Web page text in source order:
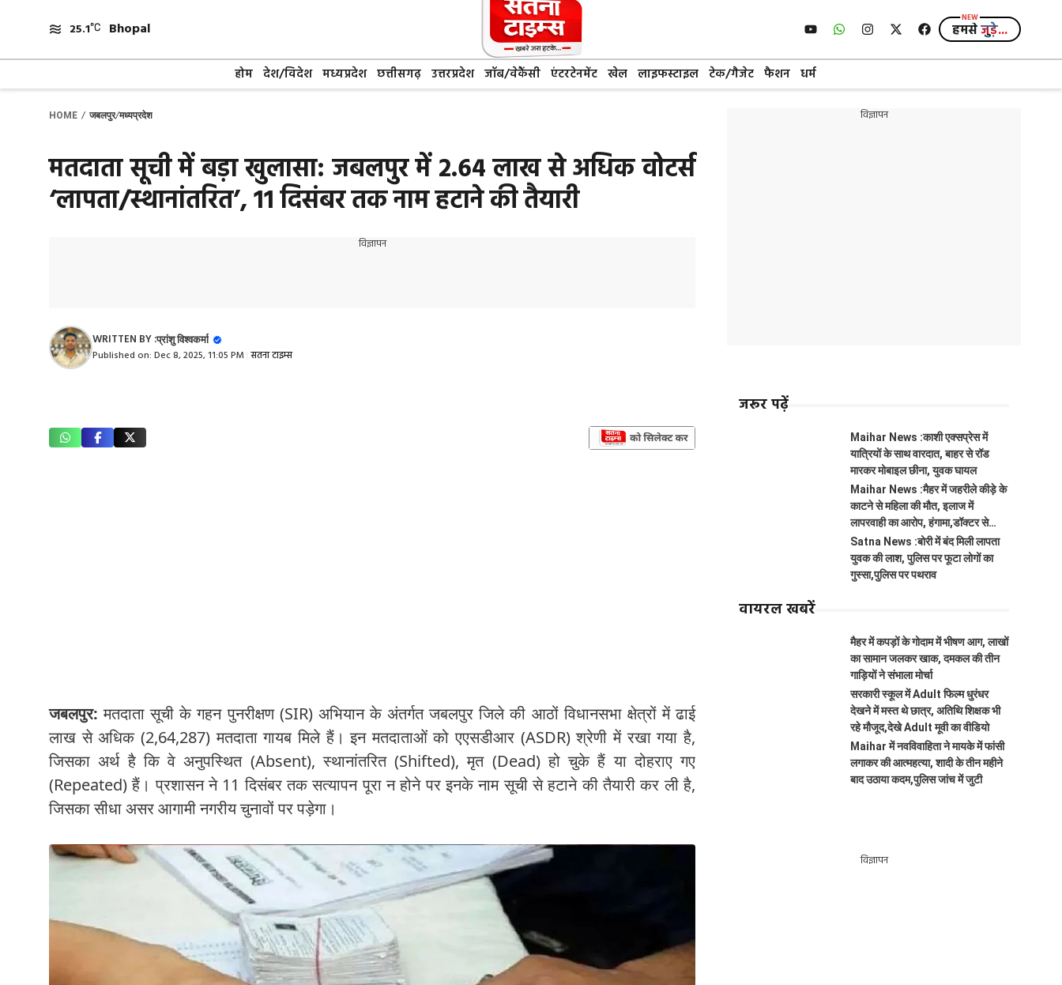
content
25.1 Bhopal हमसेजुड़े...
होम देश/विदेश मध्यप्रदेश छत्तीसगढ़ उत्तरप्रदेश जॉब/वेकैंसी एंटरटेनमेंट खेल लाइफस्टाइल टेक/गैजेट फैशन धर्म
HOME / जबलपुर/मध्यप्रदेश
मतदाता सूची में बड़ा खुलासा: जबलपुर में 2.64 लाख से अधिक वोटर्स
‘लापता/स्थानांतरित’, 11 दिसंबर तक नाम हटाने की तैयारी
विज्ञापन
WRITTEN BY :प्रांशु विश्वकर्मा
Published on: Dec 8, 2025, 11:05 PM सतना टाइम्स
जबलपुर: मतदाता सूची के गहन पुनरीक्षण (SIR) अभियान के अंतर्गत जबलपुर जिले की आठों विधानसभा क्षेत्रों में ढाई
लाख से अधिक (2,64,287) मतदाता गायब मिले हैं। इन मतदाताओं को एएसडीआर (ASDR) श्रेणी में रखा गया है,
जिसका अर्थ है कि वे अनुपस्थित (Absent), स्थानांतरित (Shifted), मृत (Dead) हो चुके हैं या दोहराए गए
(Repeated) हैं। प्रशासन ने 11 दिसंबर तक सत्यापन पूरा न होने पर इनके नाम सूची से हटाने की तैयारी कर ली है,
जिसका सीधा असर आगामी नगरीय चुनावों पर पड़ेगा।
विज्ञापन
जरूर पढ़ें
Maihar News :काशी एक्सप्रेस में
यात्रियों के साथ वारदात, बाहर से रॉड
मारकर मोबाइल छीना, युवक घायल
Maihar News :मैहर में जहरीले कीड़े के
काटने से महिला की मौत, इलाज में
लापरवाही का आरोप, हंगामा,डॉक्टर से
झूमाझटकी
Satna News :बोरी में बंद मिली लापता
युवक की लाश, पुलिस पर फूटा लोगों का
गुस्सा,पुलिस पर पथराव
वायरल खबरें
मैहर में कपड़ों के गोदाम में भीषण आग, लाखों
का सामान जलकर खाक, दमकल की तीन
गाड़ियों ने संभाला मोर्चा
सरकारी स्कूल में Adult फिल्म धुरंधर
देखने में मस्त थे छात्र, अतिथि शिक्षक भी
रहे मौजूद,देखे Adult मूवी का वीडियो
Maihar में नवविवाहिता ने मायके में फांसी
लगाकर की आत्महत्या, शादी के तीन महीने
बाद उठाया कदम,पुलिस जांच में जुटी
विज्ञापन